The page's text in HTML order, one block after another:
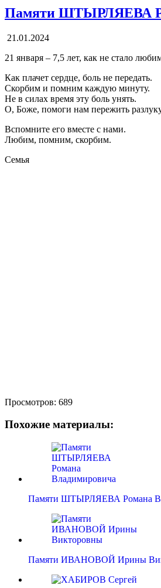
Памяти ШТЫРЛЯЕВА
21.01.2024
21 января – 7,5 лет, как не стало
Как плачет сердце, боль не передать.
Скорбим и помним каждую минуту.
Не в силах время эту боль унять.
О, Боже, помоги нам пережить
Вспомните его вместе с нами.
Любим, помним, скорбим.
Семья
Просмотров: 689
Похожие материалы:
Памяти ШТЫРЛЯЕВА Романа
Памяти ИВАНОВОЙ Ирины